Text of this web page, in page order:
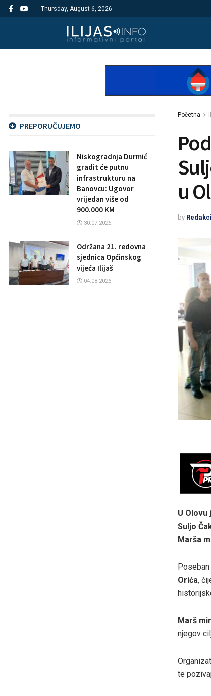
Thursday, August 6, 2026
Početna
u
by
U Olovu
Suljo
Marša
Orića,
Marš
njegov
te
PREPORUČUJEMO
Niskogradnja Durmić
gradit će putnu
infrastrukturu na
Banovcu: Ugovor
vrijedan više od
900.000 KM
30.07.2026.
Održana 21. redovna
sjednica Općinskog
vijeća Ilijaš
04.08.2026.